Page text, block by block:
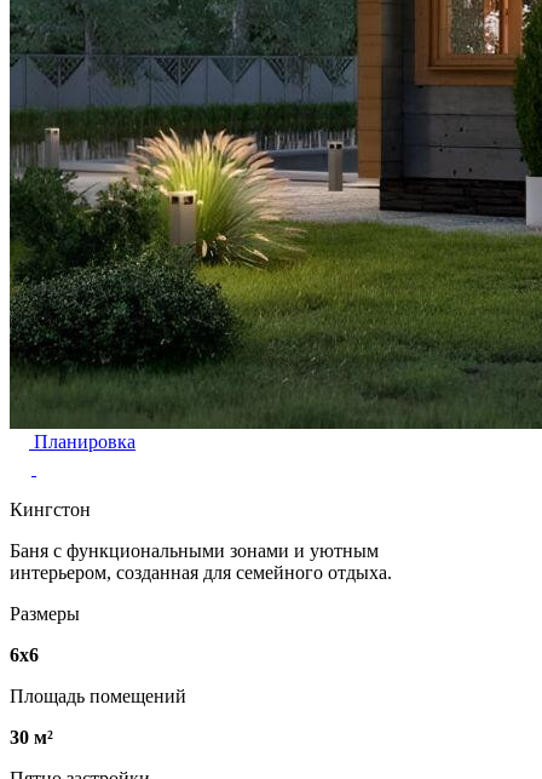
Планировка
Кингстон
Баня с функциональными зонами и уютным
интерьером, созданная для семейного отдыха.
Размеры
6х6
Площадь помещений
30 м²